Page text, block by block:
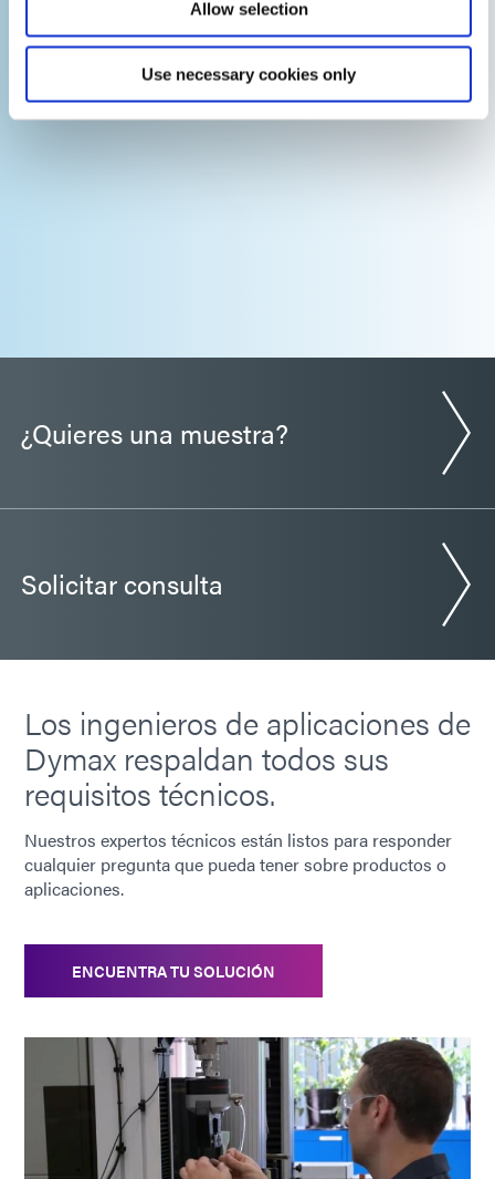
Allow selection
Use necessary cookies only
Guía: Ensamblaje de componentes electrónicos
(América|ES)
¿Quieres una muestra?
Solicitar consulta
Los ingenieros de aplicaciones de
Dymax respaldan todos sus
requisitos técnicos.
Nuestros expertos técnicos están listos para responder
cualquier pregunta que pueda tener sobre productos o
aplicaciones.
ENCUENTRA TU SOLUCIÓN